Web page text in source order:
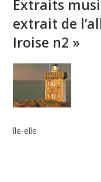
Extraits
extrait de
Iroise n2 »
île-elle